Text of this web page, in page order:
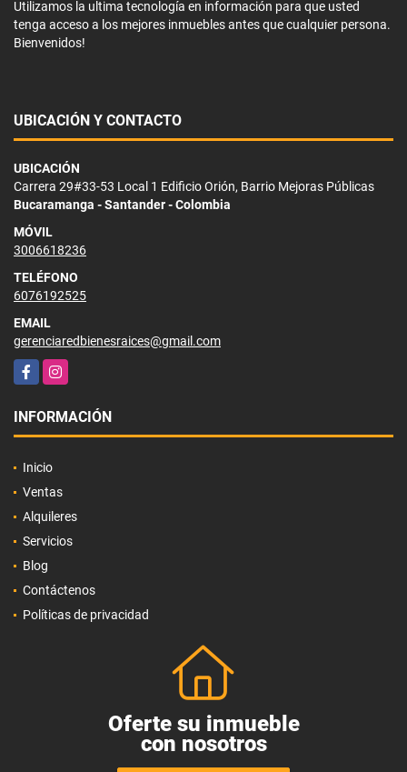
Utilizamos la ultima tecnología en información para que usted
tenga acceso a los mejores inmuebles antes que cualquier persona.
Bienvenidos!
UBICACIÓN Y CONTACTO
UBICACIÓN
Carrera 29#33-53 Local 1 Edificio Orión, Barrio Mejoras Públicas
Bucaramanga - Santander - Colombia
MÓVIL
3006618236
TELÉFONO
6076192525
EMAIL
gerenciaredbienesraices@gmail.com
FacebookInstagram
INFORMACIÓN
Inicio
Ventas
Alquileres
Servicios
Blog
Contáctenos
Políticas de privacidad
Oferte su inmueble
con nosotros